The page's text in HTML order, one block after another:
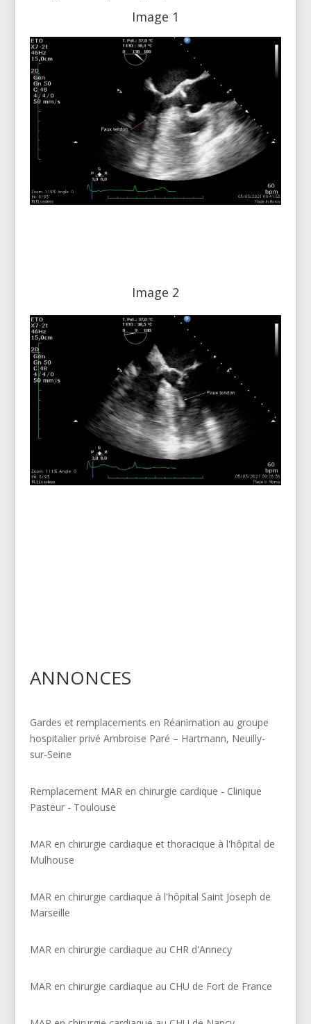
Image 1
Image 2
ANNONCES
Gardes et remplacements en Réanimation au groupe
hospitalier privé Ambroise Paré – Hartmann, Neuilly-
sur-Seine
Remplacement MAR en chirurgie cardique - Clinique
Pasteur - Toulouse
MAR en chirurgie cardiaque et thoracique à l'hôpital de
Mulhouse
MAR en chirurgie cardiaque à l'hôpital Saint Joseph de
Marseille
MAR en chirurgie cardiaque au CHR d'Annecy
MAR en chirurgie cardiaque au CHU de Fort de France